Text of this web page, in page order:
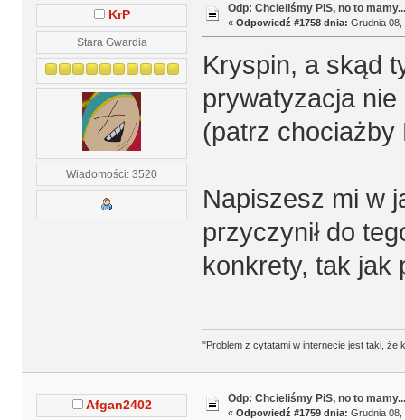
KrP
Stara Gwardia
Wiadomości: 3520
Odp: Chcieliśmy PiS, no to
« Odpowiedź #1758 dnia: Grudnia 08,
Kryspin, a skąd
prywatyzacja
(patrz chociażby
Napiszesz mi w
przyczynił do
konkrety, tak jak
"Problem z cytatami w internecie jest taki, że
Afgan2402 Odp: Chcieliśmy PiS, no to
« Odpowiedź #1759 dnia: Grudnia 08,